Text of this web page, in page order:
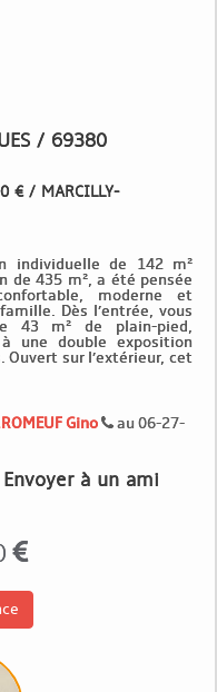
/ 69380
€ / MARCILLY-
individuelle de 142 m²
de 435 m², a été pensée
moderne et
Dès l’entrée, vous
43 m² de plain-pied,
une double exposition
sur l’extérieur, cet
Gino
au 06-27-
Envoyer à un ami